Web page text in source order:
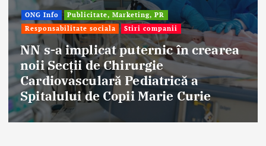
Afaceri & Economie
Publicitate, Marketing, PR
Stiri companii
Eternal Beauty, fondată la
aniversat 30 de ani în industria
frumuseții